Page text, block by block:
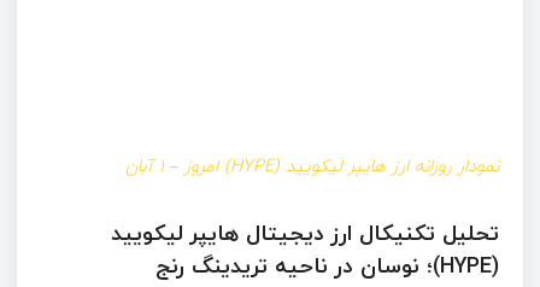
نمودار روزانه ارز هایپر لیکویید (HYPE) امروز – 1 آبان
تحلیل تکنیکال ارز دیجیتال هایپر لیکویید
(HYPE)؛ نوسان در ناحیه تریدینگ رنج